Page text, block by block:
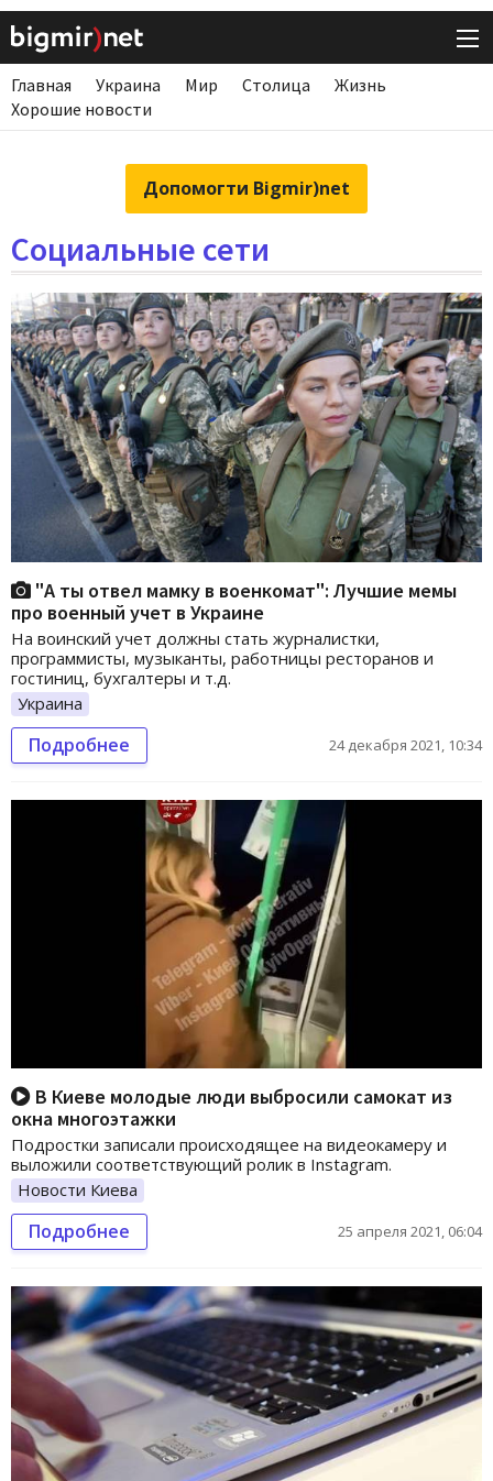
Главная Украина Мир Столица
Жизнь
Хорошие новости
Допомогти Bigmir)net
Социальные сети
"А ты отвел мамку в военкомат": Лучшие мемы
про военный учет в Украине
На воинский учет должны стать журналистки,
программисты, музыканты, работницы ресторанов и
гостиниц, бухгалтеры и т.д.
Украина
Подробнее 24 декабря 2021, 10:34
В Киеве молодые люди выбросили самокат из
окна многоэтажки
Подростки записали происходящее на видеокамеру и
выложили соответствующий ролик в Instagram.
Новости Киева
Подробнее 25 апреля 2021, 06:04